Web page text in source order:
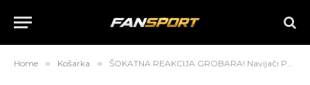
Home » Košarka » ŠOKATNA REAKCIJA GROBARA! Navijači Partizana brutalno izvređali igrače i pored pobede! (FOTO)